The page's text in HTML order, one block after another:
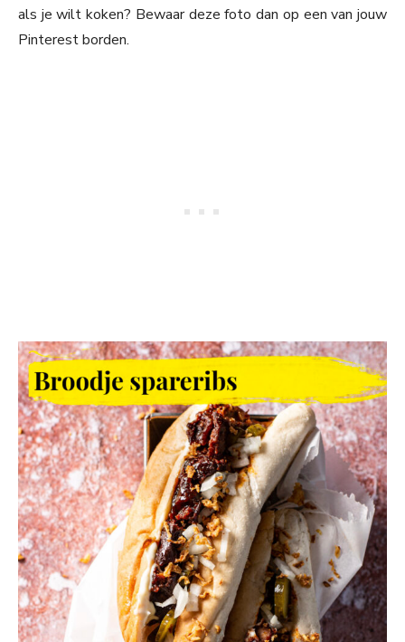
als je wilt koken? Bewaar deze foto dan op een van jouw
Pinterest borden.